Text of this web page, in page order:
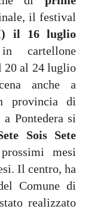
il festival
il 16 luglio
cartellone
20 al 24 luglio
anche a
provincia di
Pontedera si
Sois Sete
mesi
Il centro, ha
Comune di
realizzato